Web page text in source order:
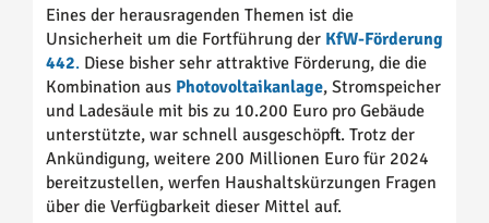
Eines der herausragenden Themen ist die
Unsicherheit um die Fortführung der KfW-Förderung
442. Diese bisher sehr attraktive Förderung, die die
Kombination aus Photovoltaikanlage, Stromspeicher
und Ladesäule mit bis zu 10.200 Euro pro Gebäude
unterstützte, war schnell ausgeschöpft. Trotz der
Ankündigung, weitere 200 Millionen Euro für 2024
bereitzustellen, werfen Haushaltskürzungen Fragen
über die Verfügbarkeit dieser Mittel auf.